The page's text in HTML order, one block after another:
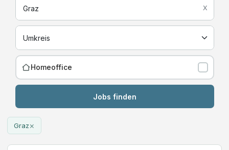
X
Homeoffice
Jobs finden
Graz×